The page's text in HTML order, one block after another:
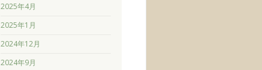
2025年4月
2025年1月
2024年12月
2024年9月